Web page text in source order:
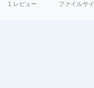
1 レビュー ファイルサ